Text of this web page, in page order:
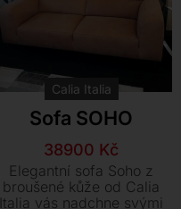
Calia Italia
Sofa SOHO
Původní
cena
byla:
75900 Kč.
38900 Kč
Aktuální
cena
je:
38900 Kč.
Elegantní sofa Soho z
broušené kůže od Calia
Italia vás nadchne svými